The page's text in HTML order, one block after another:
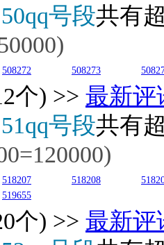
号段共有
508272 508273
个) >> 最新评
号段共有
518207 518208
519655
个) >> 最新评